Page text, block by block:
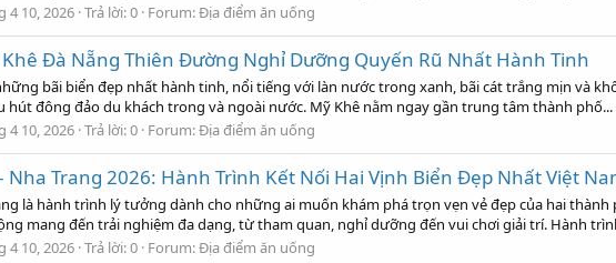
4 10, 2026 Trả lời: 0 Forum:Địa điểm ăn uống
Đà Nẵng Thiên Đường Nghỉ Dưỡng Quyến Rũ Nhất Hành Tinh
bãi biển đẹp nhất hành tinh, nổi tiếng với làn nước trong xanh, bãi cát trắng mịn và
hút đông đảo du khách trong và ngoài nước. Mỹ Khê nằm ngay gần trung tâm thành phố...
4 10, 2026 Trả lời: 0 Forum:Địa điểm ăn uống
Nha Trang 2026: Hành Trình Kết Nối Hai Vịnh Biển Đẹp Nhất Việt
là hành trình lý tưởng dành cho những ai muốn khám phá trọn vẹn vẻ đẹp của hai
mang đến trải nghiệm đa dạng, từ tham quan, nghỉ dưỡng đến vui chơi giải trí. Hành
4 10, 2026 Trả lời: 0 Forum:Địa điểm ăn uống